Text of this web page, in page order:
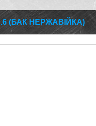
(БАК НЕРЖАВІЙКА)